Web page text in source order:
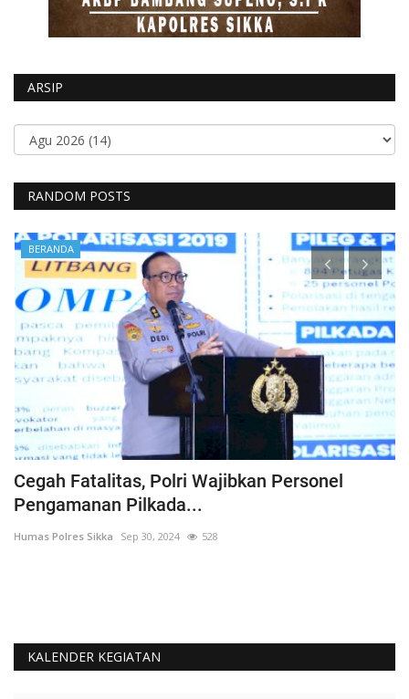
ARSIP
RANDOM POSTS
BERANDA
Cegah Fatalitas, Polri Wajibkan Personel
Pengamanan Pilkada...
Humas Polres Sikka Sep 30, 2024 528
KALENDER KEGIATAN